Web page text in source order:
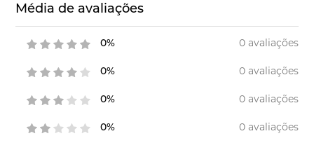
Média de avaliações
0% 0 avaliações
0% 0 avaliações
0% 0 avaliações
0% 0 avaliações